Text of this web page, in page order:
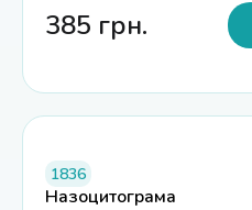
385 грн.
1836
Назоцитограма